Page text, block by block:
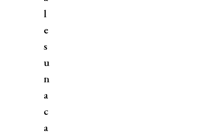
l
e
s
u
n
a
c
a